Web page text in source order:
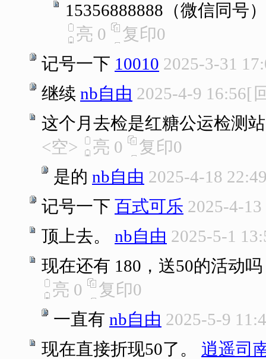
15356888888（微信同号）
亮 0 复印0
记号一下 10010 2025-3-31
继续 nb自由 2025-4-9 16:56[
这个月去检是红糖公运检测
<空>
亮 0 复印0
是的 nb自由 2025-4-18
记号一下 百式可乐 2025-4-13
顶上去。
nb自由 2025-5-1
现在还有 180，送50的活动吗
亮 0 复印0
一直有 nb自由 2025-5-9
现在直接折现50了。
逍遥司